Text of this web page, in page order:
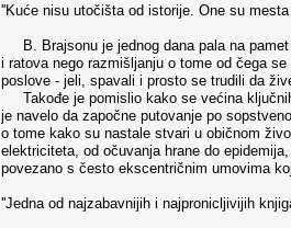
''Kuće nisu utočišta od istorije. One su
B. Brajsonu je jednog dana pala na pamet
i ratova nego razmišljanju o tome od čega
poslove - jeli, spavali i prosto se trudili da
Takođe je pomislio kako se većina
je navelo da započne putovanje po
o tome kako su nastale stvari u običnom
elektriciteta, od očuvanja hrane do
povezano s često ekscentričnim umovima
''Jedna od najzabavnijih i najpronicljivijih